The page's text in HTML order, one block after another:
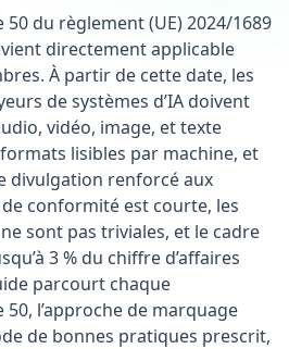
50 du règlement (UE) 2024/1689
directement applicable
À partir de cette date, les
de systèmes d’IA doivent
vidéo, image, et texte
lisibles par machine, et
divulgation renforcé aux
conformité est courte, les
sont pas triviales, et le cadre
3 % du chiffre d’affaires
parcourt chaque
50, l’approche de marquage
de bonnes pratiques prescrit,